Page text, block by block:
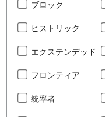
ブロック
ヒストリック
エクステンデッド
フロンティア
統率者